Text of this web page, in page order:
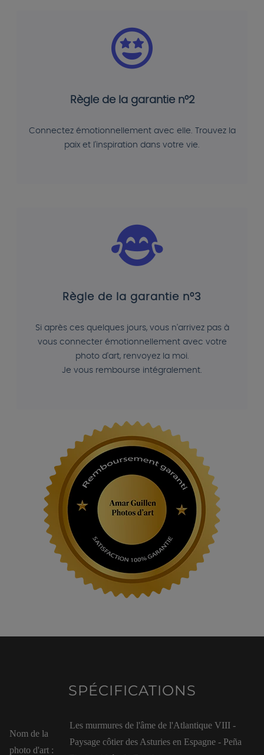
Règle de la garantie n°2
Connectez émotionnellement avec elle. Trouvez la
paix et l'inspiration dans votre vie.
Règle de la garantie n°3
Si après ces quelques jours, vous n'arrivez pas à
vous connecter émotionnellement avec votre
photo d'art, renvoyez la moi.
Je vous rembourse intégralement.
SPÉCIFICATIONS
Nom de la
photo d'art :
Les murmures de l'âme de l'Atlantique VIII -
Paysage côtier des Asturies en Espagne - Peña